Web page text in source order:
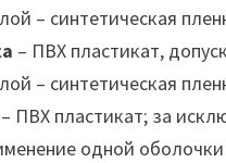
– синтетическая
– ПВХ пластикат,
– синтетическая
– ПВХ пластикат; за
одной